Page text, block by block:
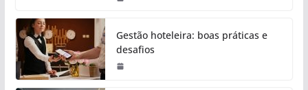
Gestão hoteleira: boas práticas e
desafios